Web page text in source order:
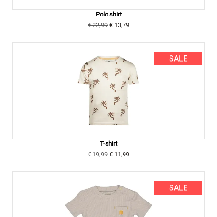
Polo shirt
€ 22,99 € 13,79
SALE
T-shirt
€ 19,99 € 11,99
SALE